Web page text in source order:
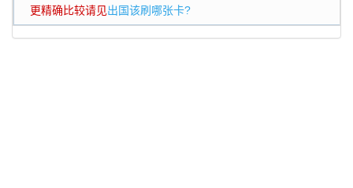
更精确比较请见出国该刷哪张卡?